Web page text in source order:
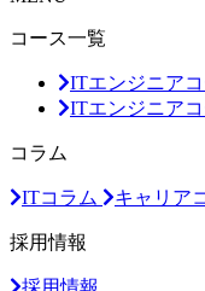
コース一覧
ITエンジニア
ITエンジニア
コラム
ITコラム キャリア
採用情報
採用情報